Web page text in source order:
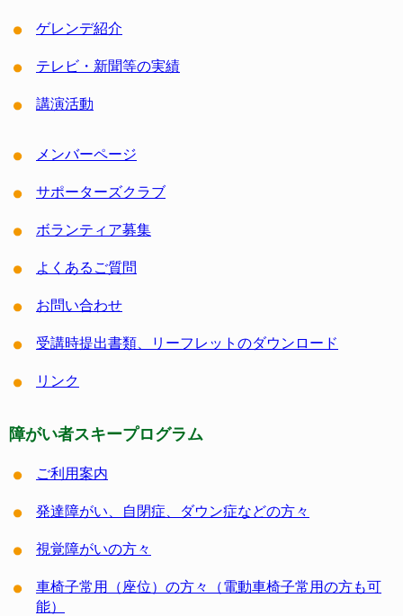
ゲレンデ紹介
テレビ・新聞等の実績
講演活動
メンバーページ
サポーターズクラブ
ボランティア募集
よくあるご質問
お問い合わせ
受講時提出書類、リーフレットのダウンロード
リンク
障がい者スキープログラム
ご利用案内
発達障がい、自閉症、ダウン症などの方々
視覚障がいの方々
車椅子常用（座位）の方々（電動車椅子常用の方も可
能）